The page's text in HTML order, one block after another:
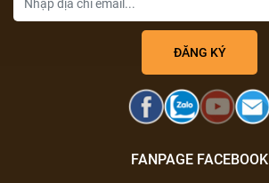
FANPAGE FACEBOOK